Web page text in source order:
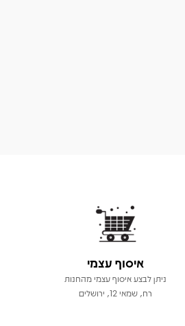
איסוף עצמי
ניתן לבצע איסוף עצמי מהחנות
רח, שמאי 12, ירושלים